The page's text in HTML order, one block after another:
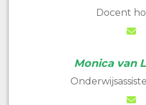
Docent
Monica van